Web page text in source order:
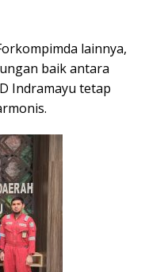
lainnya,
baik antara
Indramayu tetap